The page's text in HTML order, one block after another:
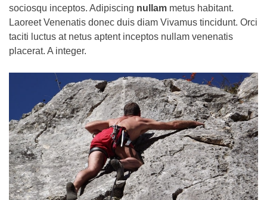
sociosqu inceptos. Adipiscing nullam metus habitant.
Laoreet Venenatis donec duis diam Vivamus tincidunt. Orci
taciti luctus at netus aptent inceptos nullam venenatis
placerat. A integer.